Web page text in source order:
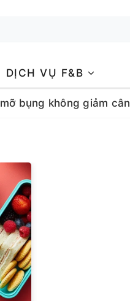
DỊCH VỤ F&B
bụng không giảm cân